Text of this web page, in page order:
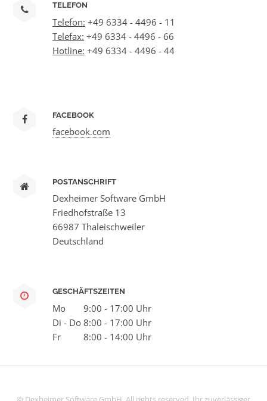
TELEFON
Telefon: +49 6334 - 4496 - 11
Telefax: +49 6334 - 4496 - 66
Hotline: +49 6334 - 4496 - 44
FACEBOOK
facebook.com
POSTANSCHRIFT
Dexheimer Software GmbH
Friedhofstraße 13
66987 Thaleischweiler
Deutschland
GESCHÄFTSZEITEN
Mo
Di - Do
Fr
9:00 - 17:00 Uhr
8:00 - 17:00 Uhr
8:00 - 14:00 Uhr